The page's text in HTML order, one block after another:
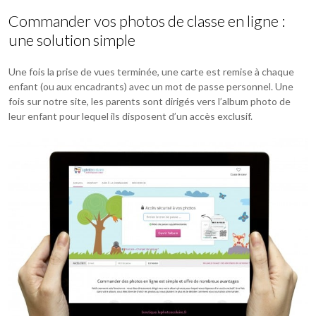
Commander vos photos de classe en ligne :
une solution simple
Une fois la prise de vues terminée, une carte est remise à chaque
enfant (ou aux encadrants) avec un mot de passe personnel. Une
fois sur notre site, les parents sont dirigés vers l’album photo de
leur enfant pour lequel ils disposent d’un accès exclusif.